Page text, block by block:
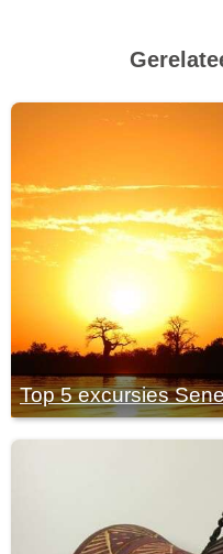
Top 5 excursies